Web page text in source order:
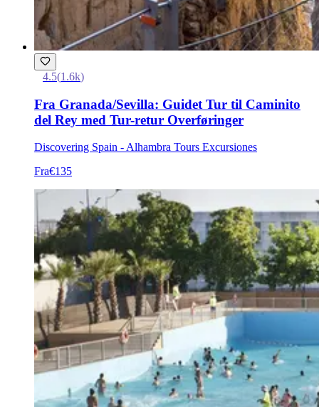
4.5(1.6k)
Fra Granada/Sevilla: Guidet Tur til Caminito
del Rey med Tur-retur Overføringer
Discovering Spain - Alhambra Tours Excursiones
Fra€135